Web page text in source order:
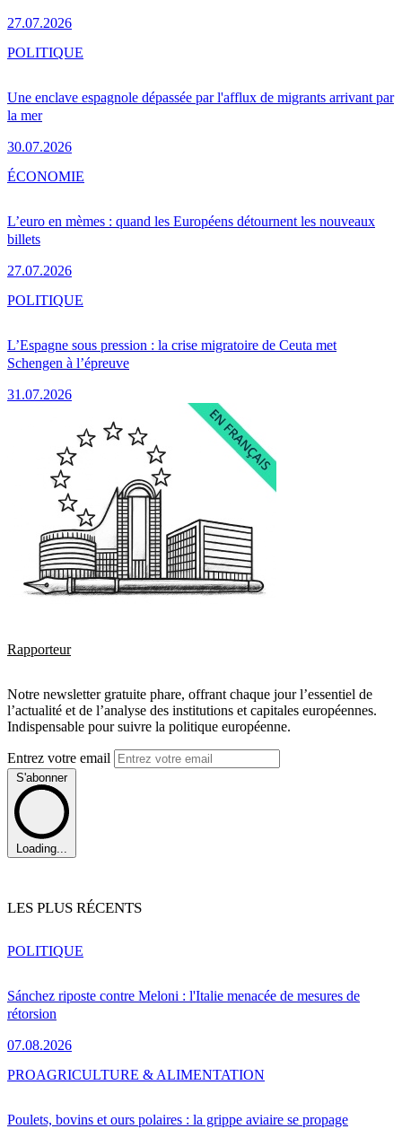
27.07.2026
Une enclave espagnole dépassée par l'afflux de migrants arrivant par
la mer
30.07.2026
POLITIQUE
L’euro en mèmes : quand les Européens détournent les nouveaux
billets
27.07.2026
ÉCONOMIE
L’Espagne sous pression : la crise migratoire de Ceuta met
Schengen à l’épreuve
31.07.2026
POLITIQUE
Rapporteur
Notre newsletter gratuite phare, offrant chaque jour l’essentiel de
l’actualité et de l’analyse des institutions et capitales européennes.
Indispensable pour suivre la politique européenne.
Entrez votre email
S'abonner
Loading...
LES PLUS RÉCENTS
Sánchez riposte contre Meloni : l'Italie menacée de mesures de
rétorsion
07.08.2026
POLITIQUE
Poulets, bovins et ours polaires : la grippe aviaire se propage
PROAGRICULTURE & ALIMENTATION